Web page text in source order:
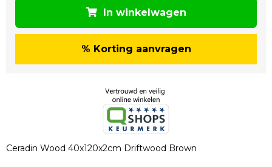
In winkelwagen
% Korting aanvragen
Ceradin Wood 40x120x2cm Driftwood Brown